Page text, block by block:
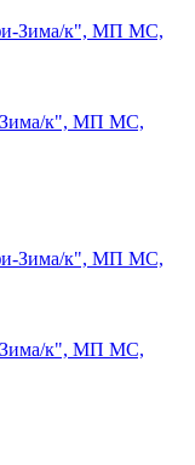
Зима/к", МП МС,
Зима/к", МП МС,